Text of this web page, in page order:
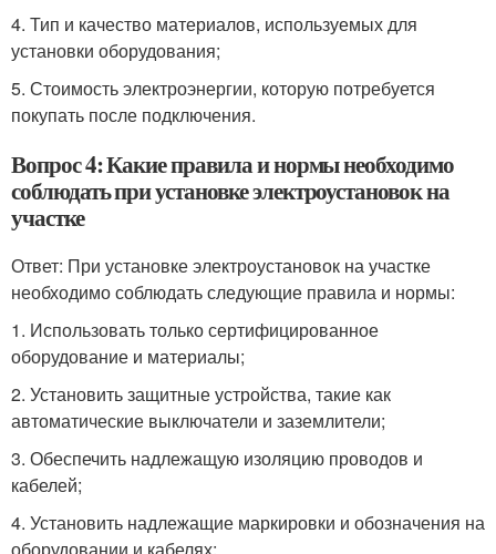
4. Тип и качество материалов, используемых для
установки оборудования;
5. Стоимость электроэнергии, которую потребуется
покупать после подключения.
Вопрос 4: Какие правила и нормы необходимо
соблюдать при установке электроустановок на
участке
Ответ: При установке электроустановок на участке
необходимо соблюдать следующие правила и нормы:
1. Использовать только сертифицированное
оборудование и материалы;
2. Установить защитные устройства, такие как
автоматические выключатели и заземлители;
3. Обеспечить надлежащую изоляцию проводов и
кабелей;
4. Установить надлежащие маркировки и обозначения на